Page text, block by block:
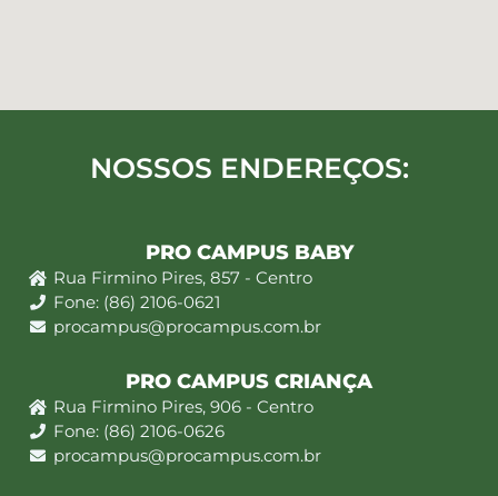
NOSSOS ENDEREÇOS:
PRO CAMPUS BABY
Rua Firmino Pires, 857 - Centro
Fone: (86) 2106-0621
procampus@procampus.com.br
PRO CAMPUS CRIANÇA
Rua Firmino Pires, 906 - Centro
Fone: (86) 2106-0626
procampus@procampus.com.br